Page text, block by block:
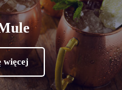
więcej